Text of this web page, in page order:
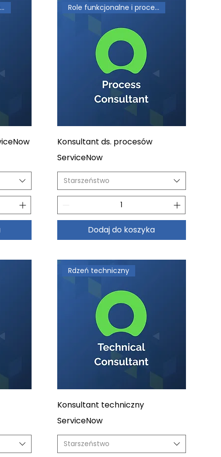
Role operacyjne i kierownicze Role funkcjonalne i procesowe
Konsultant ds. procesów
ServiceNow
Starszeństwo
Dodaj do koszyka
Rdzeń techniczny
Konsultant techniczny
ServiceNow
Starszeństwo